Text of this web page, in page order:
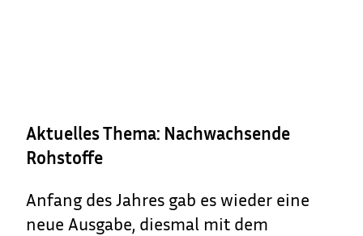
Aktuelles Thema: Nachwachsende
Rohstoffe
Anfang des Jahres gab es wieder eine
neue Ausgabe, diesmal mit dem